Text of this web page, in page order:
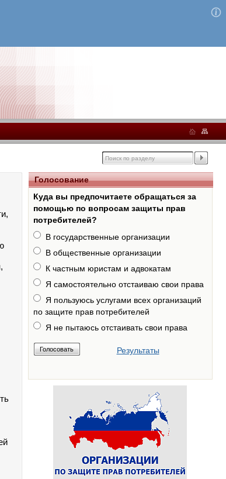
Голосование
Куда вы предпочитаете обращаться за
помощью по вопросам защиты прав
потребителей?
В государственные организации
В общественные организации
К частным юристам и адвокатам
Я самостоятельно отстаиваю свои права
Я пользуюсь услугами всех организаций
по защите прав потребителей
Я не пытаюсь отстаивать свои права
Результаты